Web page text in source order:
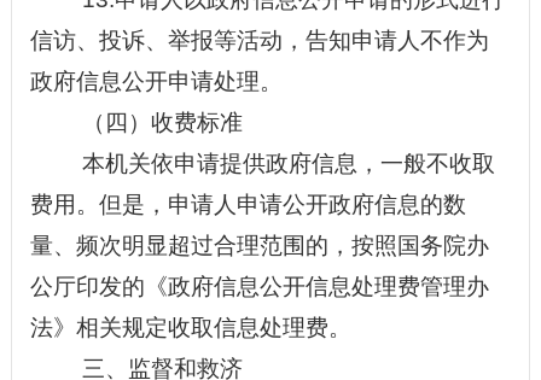
信访、投诉、举报等活动，告知申请人不作为
政府信息公开申请处理。
（四）收费标准
本机关依申请提供政府信息，一般不收取
费用。但是，申请人申请公开政府信息的数
量、频次明显超过合理范围的，按照国务院办
公厅印发的《政府信息公开信息处理费管理办
法》相关规定收取信息处理费。
三、监督和救济